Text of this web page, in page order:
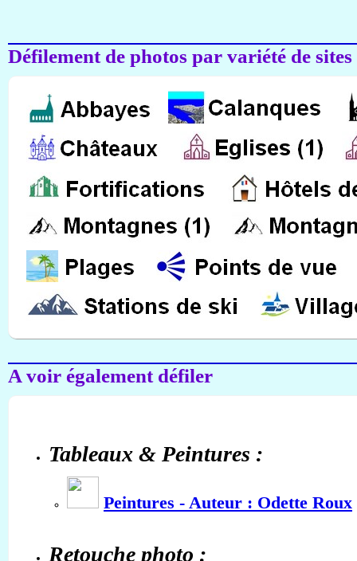
Défilement de photos par variété de
A voir également défiler
Tableaux & Peintures :
Peintures - Auteur : Odette Roux
Retouche photo :